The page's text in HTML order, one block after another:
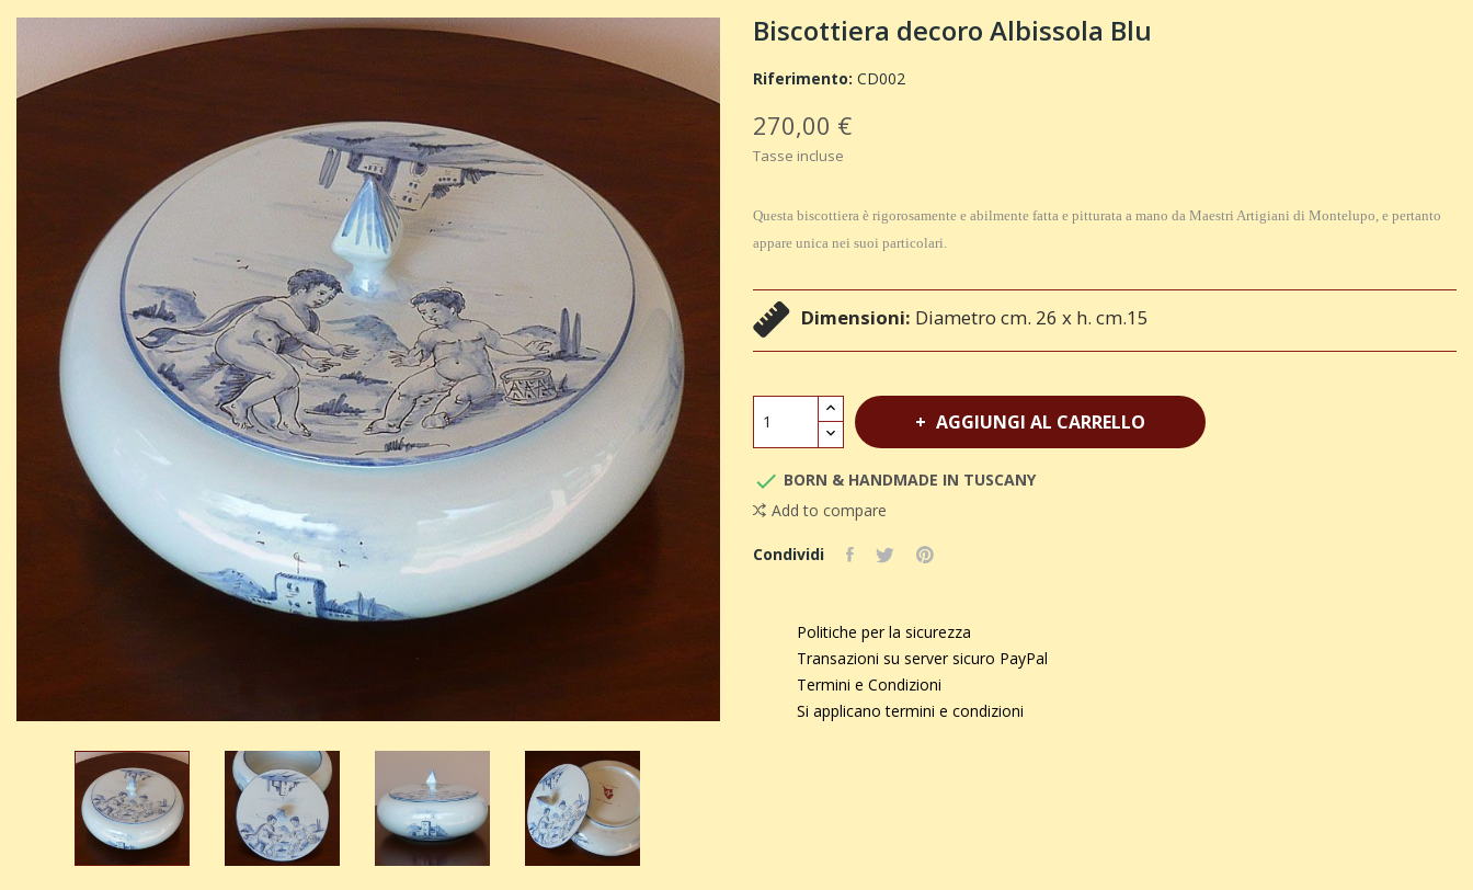
Biscottiera decoro Albissola Blu
Riferimento: CD002
270,00 €
Tasse incluse
Questa biscottiera è rigorosamente e abilmente fatta e pitturata a mano da Maestri Artigiani di Montelupo, e pertanto
appare unica nei suoi particolari.
Dimensioni: Diametro cm. 26 x h. cm.15
AGGIUNGI AL CARRELLO
 BORN & HANDMADE IN TUSCANY
Add to compare
Condividi
Politiche per la sicurezza
Transazioni su server sicuro PayPal
Termini e Condizioni
Si applicano termini e condizioni